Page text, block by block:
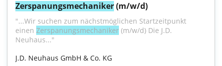
Zerspanungsmechaniker (m/w/d)
"...Wir suchen zum nächstmöglichen Startzeitpunkt
einen Zerspanungsmechaniker (m/w/d) Die J.D.
Neuhaus..."
J.D. Neuhaus GmbH & Co. KG